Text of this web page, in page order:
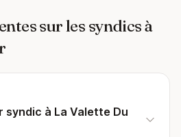
sur les syndics à
syndic à La Valette Du